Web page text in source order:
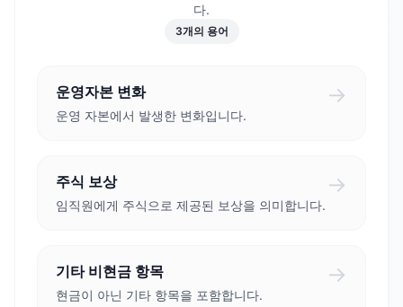
다.
3개의 용어
운영자본 변화
운영 자본에서 발생한 변화입니다.
→
주식 보상
임직원에게 주식으로 제공된 보상을 의미합니다.
→
기타 비현금 항목
현금이 아닌 기타 항목을 포함합니다.
→